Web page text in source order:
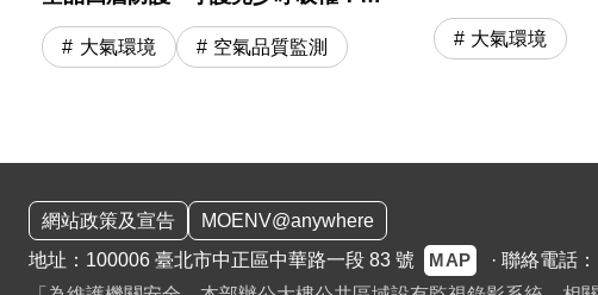
feat. 大氣司 郭孟芸副司長
大氣環境 空氣品質監測
三燒」及「以功
大氣環境
網站政策及宣告
MOENV@anywhere
地址：100006 臺北市中正區中華路一段 83 號
MAP · 聯絡電話：